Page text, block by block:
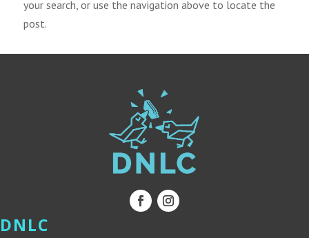
your search, or use the navigation above to locate the
post.
DNLC